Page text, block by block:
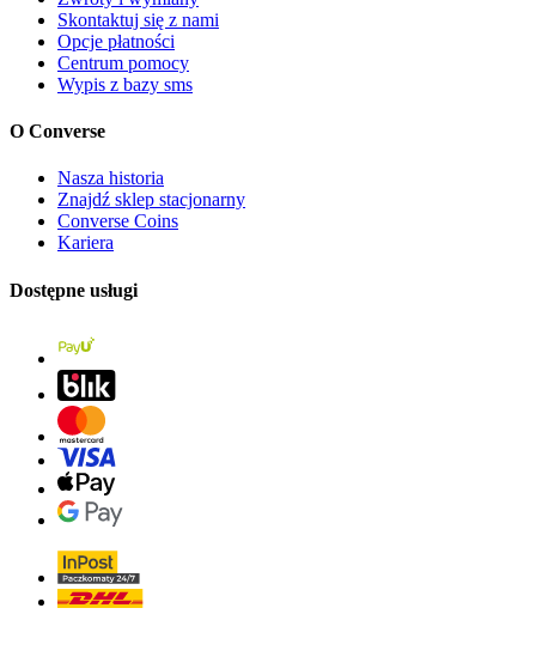
Skontaktuj się z nami
Opcje płatności
Centrum pomocy
Wypis z bazy sms
O Converse
Nasza historia
Znajdź sklep stacjonarny
Converse Coins
Kariera
Dostępne usługi